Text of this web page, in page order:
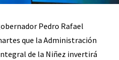
Pedro Rafael
que la Administración
de la Niñez invertirá